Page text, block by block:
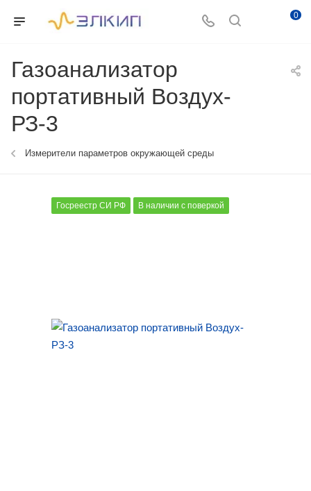
0
Газоанализатор
портативный Воздух-
РЗ-3
Измерители параметров окружающей среды
Госреестр СИ РФ В наличии с поверкой